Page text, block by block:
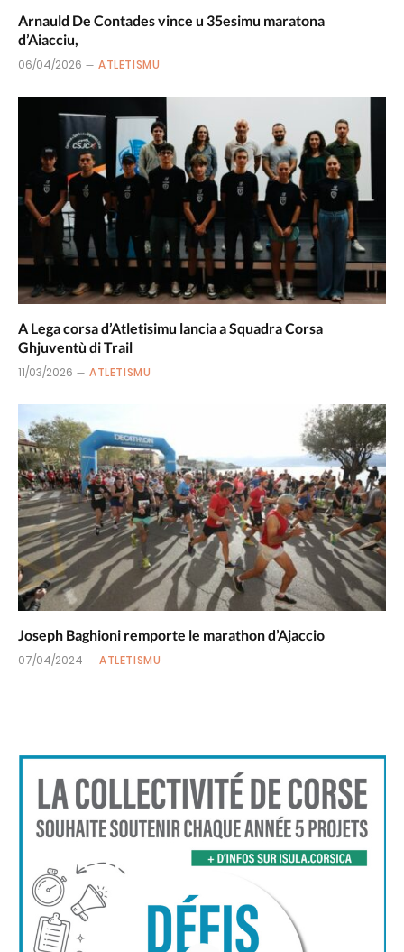
Arnauld De Contades vince u 35esimu maratona
d’Aiacciu,
06/04/2026 ATLETISMU
A Lega corsa d’Atletisimu lancia a Squadra Corsa
Ghjuventù di Trail
11/03/2026 ATLETISMU
Joseph Baghioni remporte le marathon d’Ajaccio
07/04/2024 ATLETISMU